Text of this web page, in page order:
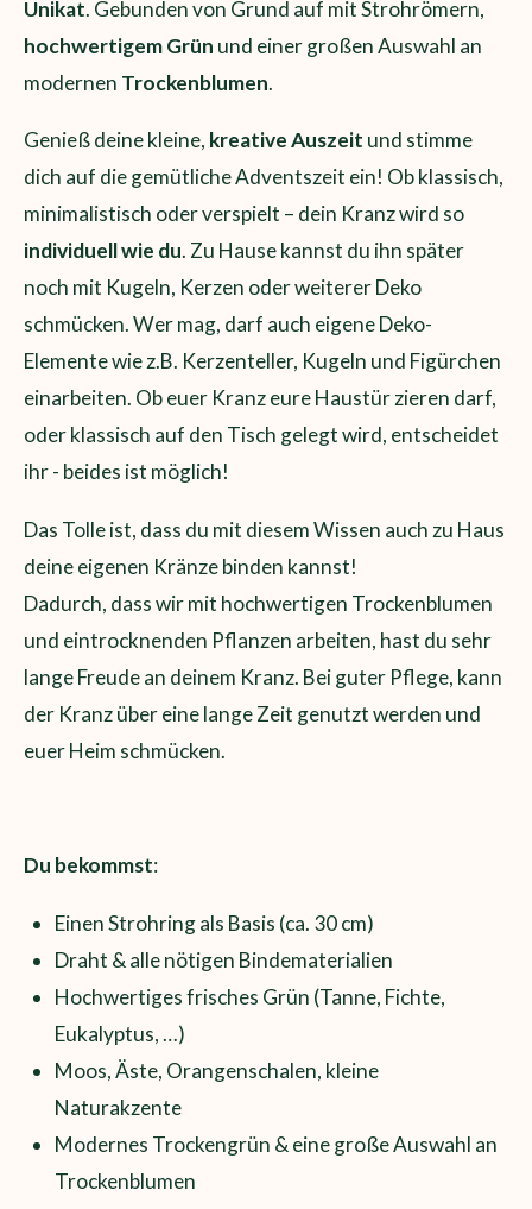
Unikat. Gebunden von Grund auf mit Strohrömern,
hochwertigem Grün und einer großen Auswahl an
modernen Trockenblumen.
Genieß deine kleine, kreative Auszeit und stimme
dich auf die gemütliche Adventszeit ein! Ob klassisch,
minimalistisch oder verspielt – dein Kranz wird so
individuell wie du. Zu Hause kannst du ihn später
noch mit Kugeln, Kerzen oder weiterer Deko
schmücken. Wer mag, darf auch eigene Deko-
Elemente wie z.B. Kerzenteller, Kugeln und Figürchen
einarbeiten. Ob euer Kranz eure Haustür zieren darf,
oder klassisch auf den Tisch gelegt wird, entscheidet
ihr - beides ist möglich!
Das Tolle ist, dass du mit diesem Wissen auch zu Haus
deine eigenen Kränze binden kannst!
Dadurch, dass wir mit hochwertigen Trockenblumen
und eintrocknenden Pflanzen arbeiten, hast du sehr
lange Freude an deinem Kranz. Bei guter Pflege, kann
der Kranz über eine lange Zeit genutzt werden und
euer Heim schmücken.
Du bekommst:
Einen Strohring als Basis (ca. 30 cm)
Draht & alle nötigen Bindematerialien
Hochwertiges frisches Grün (Tanne, Fichte,
Eukalyptus, …)
Moos, Äste, Orangenschalen, kleine
Naturakzente
Modernes Trockengrün & eine große Auswahl an
Trockenblumen